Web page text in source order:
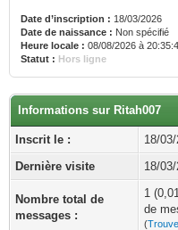
Date d’inscription : 18/03/2026
Date de naissance : Non spécifié
Heure locale : 08/08/2026 à
Statut : Hors ligne
Informations sur Ritah007
Inscrit le :
18/
Dernière visite
18/
Nombre total de
messages :
1
de
(